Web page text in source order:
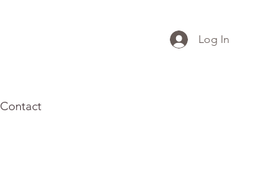
Contact
Log In